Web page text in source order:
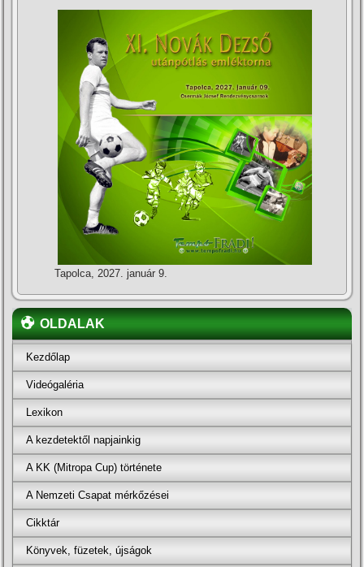
Tapolca, 2027. január 9.
OLDALAK
Kezdőlap
Videógaléria
Lexikon
A kezdetektől napjainkig
A KK (Mitropa Cup) története
A Nemzeti Csapat mérkőzései
Cikktár
Könyvek, füzetek, újságok